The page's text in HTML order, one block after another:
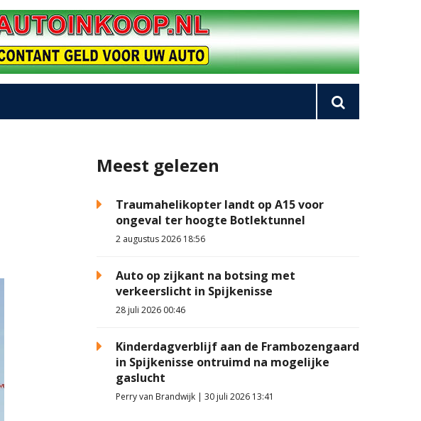
Meest gelezen
Traumahelikopter landt op A15 voor
ongeval ter hoogte Botlektunnel
2 augustus 2026 18:56
Auto op zijkant na botsing met
verkeerslicht in Spijkenisse
28 juli 2026 00:46
Kinderdagverblijf aan de Frambozengaard
in Spijkenisse ontruimd na mogelijke
gaslucht
Perry van Brandwijk | 30 juli 2026 13:41